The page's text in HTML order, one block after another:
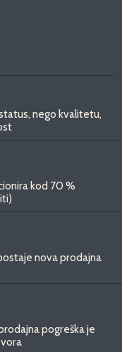
nego kvalitetu,
kod 70 %
nova prodajna
pogreška je